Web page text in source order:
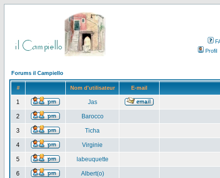
Profil
Forums il Campiello
# Nom d'utilisateur E-mail
1 Jas
2 Barocco
3 Ticha
4 Virginie
5 labeuquette
6 Albert(o)